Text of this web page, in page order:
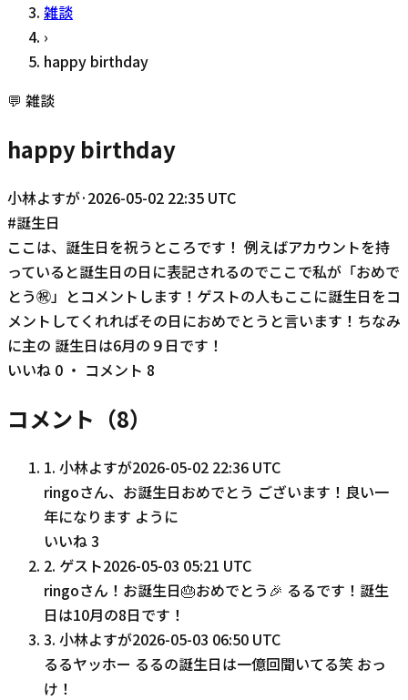
雑談
›
happy birthday
💬 雑談
happy birthday
小林よすが·2026-05-02 22:35 UTC
#誕生日
ここは、誕生日を祝うところです！ 例えばアカウントを持
っていると誕生日の日に表記されるのでここで私が「おめで
とう㊗️」とコメントします！ゲストの人もここに誕生日をコ
メントしてくれればその日におめでとうと言います！ちなみ
に主の 誕生日は6月の９日です！
いいね 0 ・ コメント 8
コメント（8）
1. 小林よすが2026-05-02 22:36 UTC
ringoさん、お誕生日おめでとう ございます！良い一
年になります ように
いいね3
2. ゲスト2026-05-03 05:21 UTC
ringoさん！お誕生日🎂おめでとう🎉 るるです！誕生
日は10月の8日です！
3. 小林よすが2026-05-03 06:50 UTC
るるヤッホー るるの誕生日は一億回聞いてる笑 おっ
け！